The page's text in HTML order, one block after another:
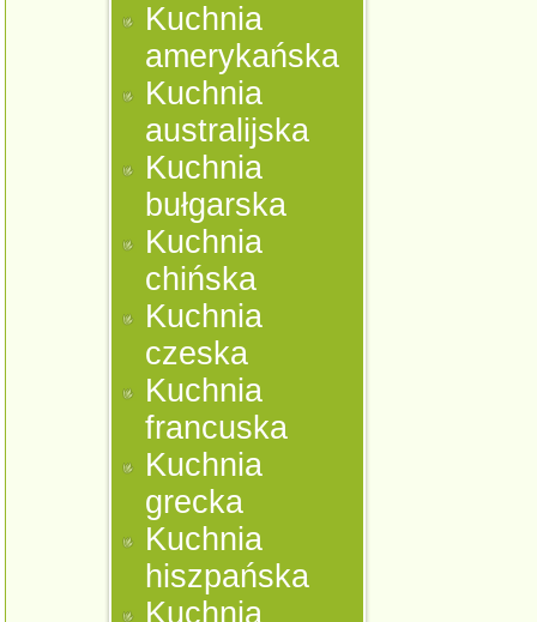
Kuchnia
amerykańska
Kuchnia
australijska
Kuchnia
bułgarska
Kuchnia
chińska
Kuchnia
czeska
Kuchnia
francuska
Kuchnia
grecka
Kuchnia
hiszpańska
Kuchnia